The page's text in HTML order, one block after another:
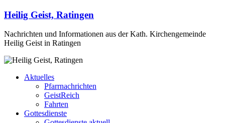
Heilig Geist, Ratingen
Nachrichten und Informationen aus der Kath. Kirchengemeinde
Heilig Geist in Ratingen
Aktuelles
Pfarrnachrichten
GeistReich
Fahrten
Gottesdienste